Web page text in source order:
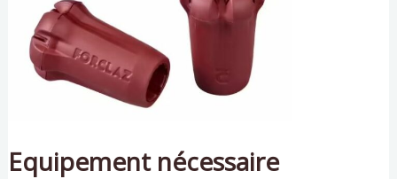
Equipement nécessaire